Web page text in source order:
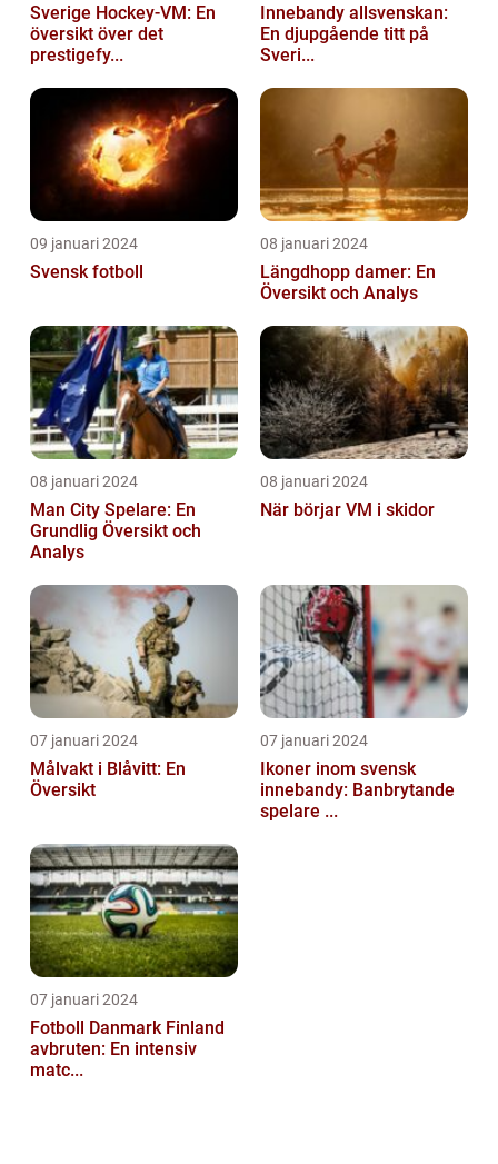
Sverige Hockey-VM: En
översikt över det
prestigefy...
Innebandy allsvenskan:
En djupgående titt på
Sveri...
09 januari 2024
Svensk fotboll
08 januari 2024
Längdhopp damer: En
Översikt och Analys
08 januari 2024
Man City Spelare: En
Grundlig Översikt och
Analys
08 januari 2024
När börjar VM i skidor
07 januari 2024
Målvakt i Blåvitt: En
Översikt
07 januari 2024
Ikoner inom svensk
innebandy: Banbrytande
spelare ...
07 januari 2024
Fotboll Danmark Finland
avbruten: En intensiv
matc...